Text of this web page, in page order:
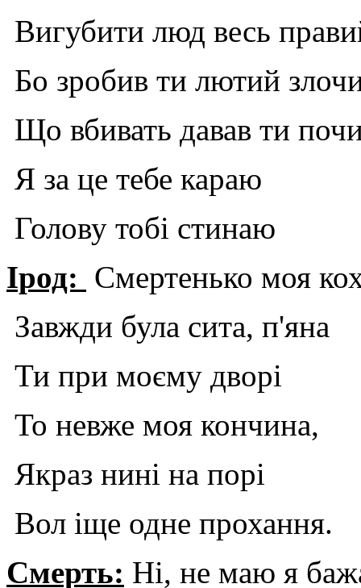
Вигубити люд весь
Бо зробив ти лютий
Що вбивать давав ти
Я за це тебе караю
Голову тобі стинаю
Ірод: Смертенько моя
Завжди була сита, п'яна
Ти при моєму дворі
То невже моя кончина,
Якраз нині на порі
Вол іще одне прохання.
Смерть: Ні, не маю я